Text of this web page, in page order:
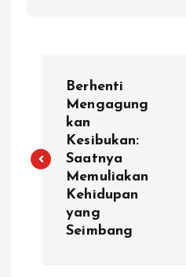
Berhenti
Mengagung
kan
Kesibukan:
Saatnya
Memuliakan
Kehidupan
yang
Seimbang